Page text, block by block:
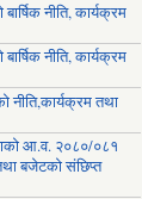
नीति, कार्यक्रम
नीति, कार्यक्रम
तथा
आ.व. २०८०/०८१
बजेटको संछिप्त